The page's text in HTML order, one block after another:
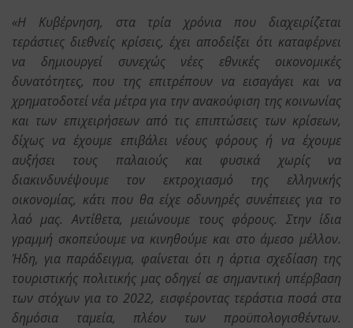
«Η Κυβέρνηση, στα τρία χρόνια που διαχειρίζεται
τεράστιες διεθνείς κρίσεις, έχει αποδείξει ότι καταφέρνει
να δημιουργεί συνεχώς νέες εθνικές οικονομικές
δυνατότητες, που της επιτρέπουν να εισαγάγει και να
χρηματοδοτεί νέα μέτρα για την ανακούφιση της κοινωνίας
και των επιχειρήσεων από τις επιπτώσεις των κρίσεων,
δίχως να έχουμε επιβάλει νέους φόρους ή να έχουμε
αυξήσει τους παλαιούς και φυσικά χωρίς να
διακινδυνέψουμε τον εκτροχιασμό της ελληνικής
οικονομίας, κάτι που θα είχε οδυνηρές συνέπειες για το
λαό μας. Αντίθετα, μειώνουμε τους φόρους. Στην ίδια
γραμμή σκοπεύουμε να κινηθούμε και στο άμεσο μέλλον.
Ήδη, για παράδειγμα, φαίνεται ότι η άρτια σχεδίαση της
τουριστικής πολιτικής μας οδηγεί σε σημαντική υπέρβαση
των στόχων για το 2022, εισφέροντας τεράστια ποσά στα
δημόσια ταμεία, πλέον των προϋπολογισθέντων.